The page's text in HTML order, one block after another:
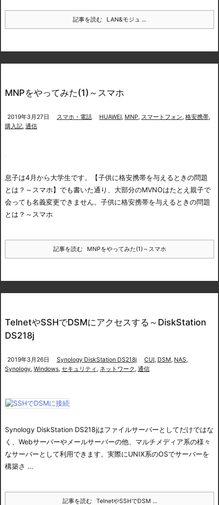
記事を読む LAN&モジュ ...
MNPをやってみた(1)～スマホ
2019年3月27日 スマホ・電話 HUAWEI, MNP, スマートフォン, 格安携帯,
購入記, 通信
息子は4月から大学生です。
【子供に格安携帯を与えるときの問題
とは？～スマホ】でも書いた通り、大部分のMVNOはたとえ親子で
会っても名義変更できません。 子供に格安携帯を与えるときの問題
とは？～スマホ
記事を読む MNPをやってみた(1)～スマホ
TelnetやSSHでDSMにアクセスする～DiskStation
DS218j
2019年3月26日 Synology DiskStation DS218j CUI, DSM, NAS,
Synology, Windows, セキュリティ , ネットワーク , 通信
Synology DiskStation DS218jはファイルサーバーとしてだけではな
く、Webサーバーやメールサーバーの他、マルチメディア系の様々
なサーバーとして利用できます。 実際にUNIX系のOSでサーバーを
構築さ ...
記事を読む TelnetやSSHでDSM ...